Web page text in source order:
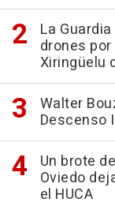
La
drones
Xiringüelu
Walter
Descenso
Un brote
Oviedo
el HUCA